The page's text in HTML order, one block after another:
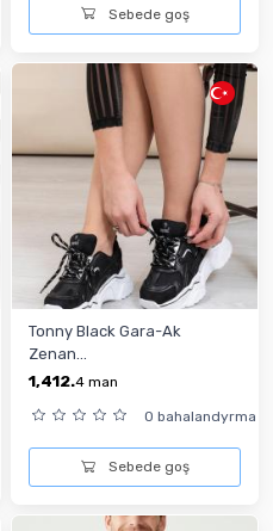
Sebede goş
Tonny Black Gara-Ak
Zenan...
1,412.4 man
0 bahalandyrma
Sebede goş